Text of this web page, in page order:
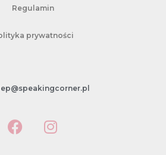
Regulamin
prywatności